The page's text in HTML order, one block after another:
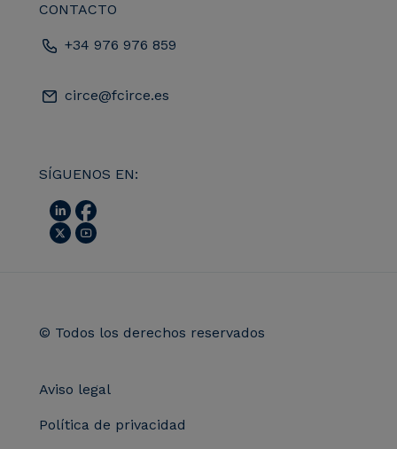
CONTACTO
+34 976 976 859
circe@fcirce.es
SÍGUENOS EN:
© Todos los derechos reservados
Aviso legal
Política de privacidad